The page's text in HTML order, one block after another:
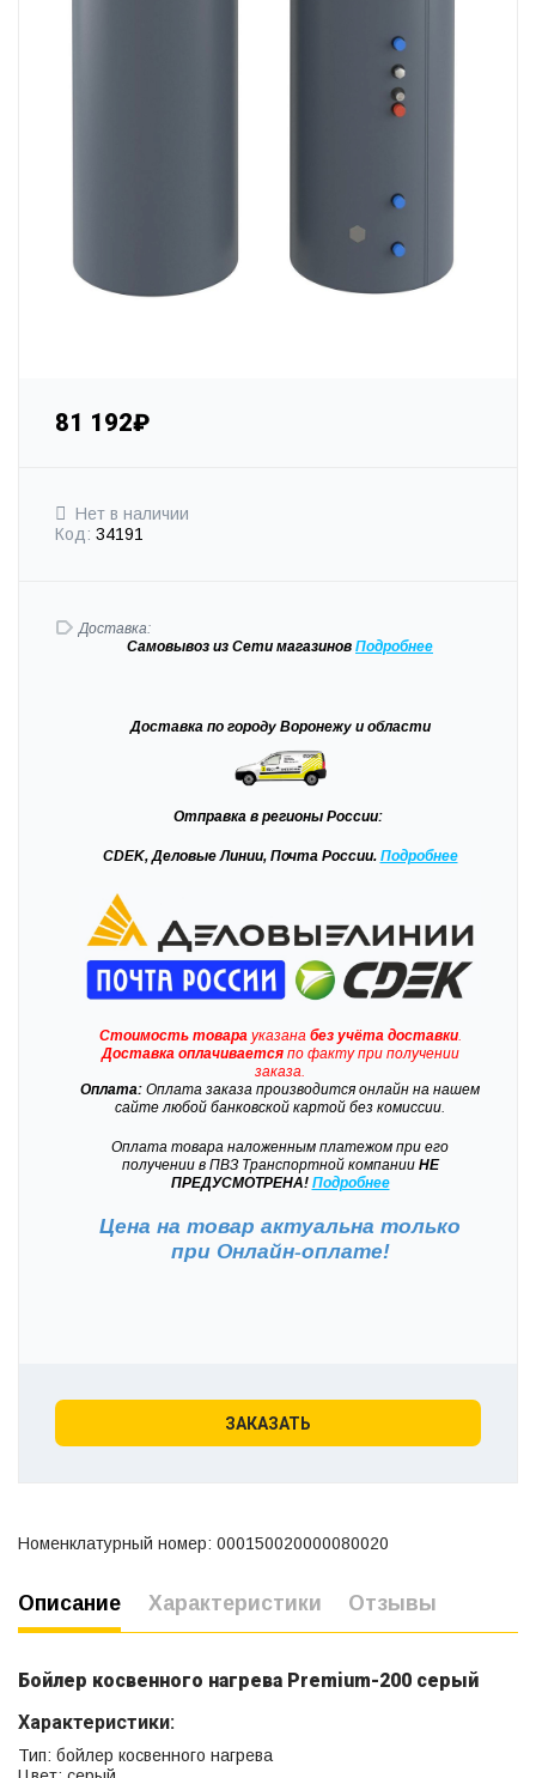
81 192₽
Нет в наличии
Код: 34191
Доставка:
Самовывоз из Сети магазинов Подробнее
Доставка по городу Воронежу и области
Отправка в регионы России:
CDEK, Деловые Линии, Почта России. Подробнее
Стоимость товарауказана без учёта доставки.
Доставкаоплачиваетсяпо факту при получении
заказа.
Оплата: Оплата заказа производится онлайн на нашем
сайте любой банковской картой без комиссии.
Оплата товара наложенным платежом при его
получении в ПВЗ Транспортной компанииНЕ
ПРЕДУСМОТРЕНА! Подробнее
Цена на товар актуальна только
при Онлайн-оплате!
ЗАКАЗАТЬ
Номенклатурный номер: 000150020000080020
Описание Характеристики Отзывы
Бойлер косвенного нагрева Premium-200 серый
Характеристики:
Тип: бойлер косвенного нагрева